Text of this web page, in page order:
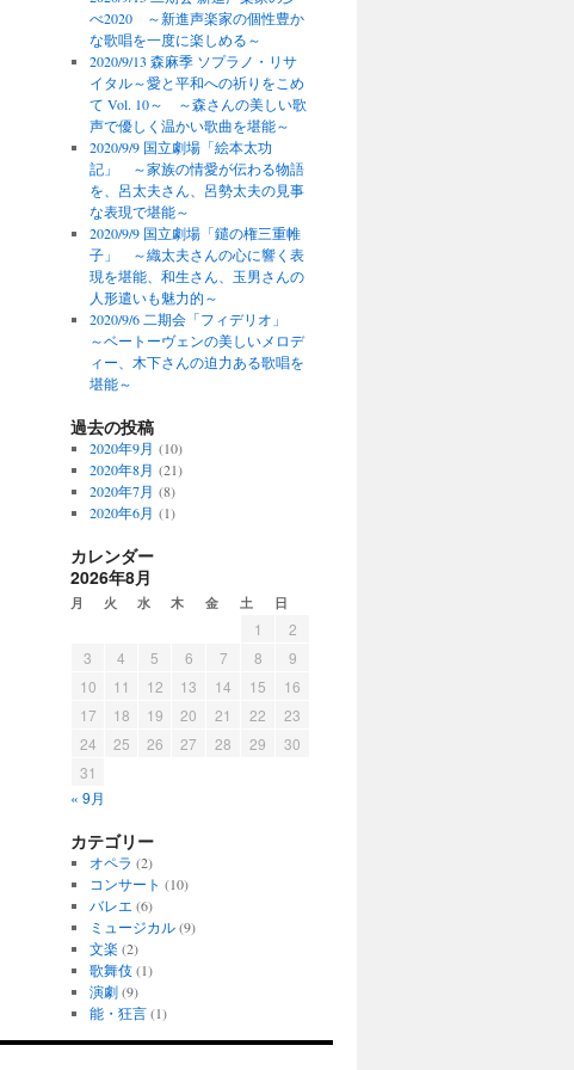
べ2020 ～新進声楽家の個性豊か
な歌唱を一度に楽しめる～
2020/9/13 森麻季 ソプラノ・リサ
イタル～愛と平和への祈りをこめ
て Vol. 10～ ～森さんの美しい歌
声で優しく温かい歌曲を堪能～
2020/9/9 国立劇場「絵本太功
記」 ～家族の情愛が伝わる物語
を、呂太夫さん、呂勢太夫の見事
な表現で堪能～
2020/9/9 国立劇場「鑓の権三重帷
子」 ～織太夫さんの心に響く表
現を堪能、和生さん、玉男さんの
人形遣いも魅力的～
2020/9/6 二期会「フィデリオ」
～ベートーヴェンの美しいメロデ
ィー、木下さんの迫力ある歌唱を
堪能～
過去の投稿
2020年9月 (10)
2020年8月 (21)
2020年7月 (8)
2020年6月 (1)
カレンダー
2026年8月
月 火 水 木 金 土 日
1
2
3
4 5 6 7 8
9
10
11 12 13 14 15
16
17
18 19 20 21 22
23
24
25 26 27 28 29
30
31
« 9月
カテゴリー
オペラ (2)
コンサート (10)
バレエ (6)
ミュージカル(9)
文楽(2)
歌舞伎(1)
演劇(9)
能・狂言(1)